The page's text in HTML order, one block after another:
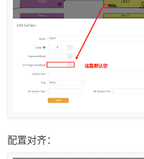
配置对齐：